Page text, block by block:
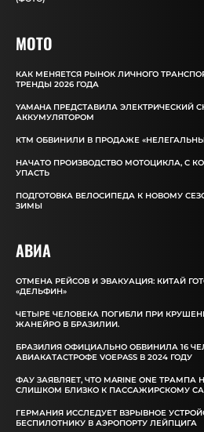
MOTO
КАК МЕНЯЕТСЯ РЫНОК ЛИЧНОГО
ТРЕНДЫ 2026 ГОДА
YAMAHA ПРЕДСТАВИЛА ЭЛЕКТРИЧЕСКИЙ
АККУМУЛЯТОРОМ
КТМ ОБВИНИЛИ В ПРОДАЖЕ
НАЧАТО ПРОИЗВОДСТВО МОТОЦИКЛА, С
УПАСТЬ
ПОДГОТОВКА ВЕЛОСИПЕДА К НОВОМУ
ЗИМЫ
АВИА
ОТМЕНА РЕЙСОВ И ЭВАКУАЦИЯ: КИТАЙ
«ДЕЛЬФИН»
ЧЕТЫРЕ ЧЕЛОВЕКА ПОГИБЛИ ПРИ
ЖАНЕЙРО В БРАЗИЛИИ.
БРАЗИЛИЯ ОФИЦИАЛЬНО ОБВИНИЛА 16
АВИАКАТАСТРОФЕ VOEPASS В 2024 ГОДУ
ФАУ ЗАЯВЛЯЕТ, ЧТО MARINE ONE
СЛИШКОМ БЛИЗКО К ПАССАЖИРСКОМУ
ГЕРМАНИЯ ИССЛЕДУЕТ ВЗРЫВНОЕ
БЕСПИЛОТНИКУ В АЭРОПОРТУ ЛЕЙПЦИГА